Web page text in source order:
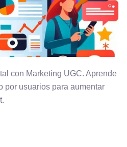
con Marketing UGC. Aprende
por usuarios para aumentar